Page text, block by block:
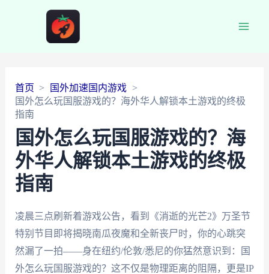
首页
国外加速国内游戏
国外怎么玩国服游戏的？海外华人解锁本土游戏的终极
指南
国外怎么玩国服游戏的？海
外华人解锁本土游戏的终极
指南
凌晨三点刷新着游戏公告，看到《消逝的光芒2》万圣节
特别节目即将揭晓南瓜夜魔和全新丧尸时，你的心跳突
然漏了一拍——身在纽约/伦敦/悉尼的你猛然意识到：国
外怎么玩国服游戏的？这不仅是物理距离的阻隔，更是IP